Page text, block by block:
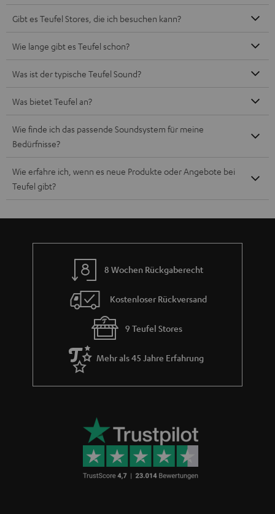
Gibt es Teufel Stores, die ich besuchen kann?
Wie lange gibt es Teufel schon?
Was ist der typische Teufel Sound?
Was bietet Teufel an?
Wie finde ich das passende Soundsystem für meine
Bedürfnisse?
Wie erfahre ich, wenn es neue Produkte oder Angebote bei
Teufel gibt?
8 Wochen Rückgaberecht
Kostenloser Rückversand
9 Teufel Stores
Mehr als 45 Jahre Erfahrung